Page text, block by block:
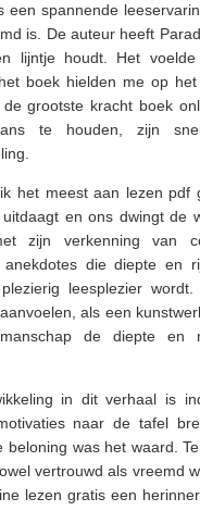
een spannende
is. De auteur heeft
lijntje houdt. Het
boek hielden me op
de grootste kracht boek
te houden, zijn
het meest aan lezen pdf
en ons dwingt de
zijn verkenning van
anekdotes die diepte en
leesplezier
als een
de diepte
in dit verhaal is
naar de tafel
beloning was het waard.
vertrouwd als vreemd
lezen gratis een